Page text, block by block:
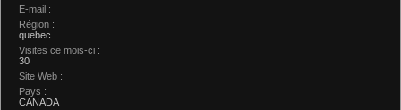
E-mail :
Région :
quebec
Visites ce mois-ci :
30
Site Web :
Pays :
CANADA